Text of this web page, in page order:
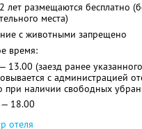
лет размещаются бесплатно
места)
с животными запрещено
время:
13.00 (заезд ранее
с администрацией
при наличии свободных
18.00
отеля